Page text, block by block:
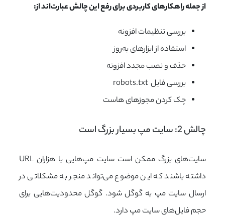
از جمله راهکارهای کاربردی برای رفع این چالش عبارت‌اند از:
بررسی تنظیمات افزونه
استفاده از ابزارهای به‌روز
حذف و نصب مجدد افزونه
بررسی فایل robots.txt
چک کردن مجوزهای هاست
چالش 2: سایت مپ بسیار بزرگ است
سایت‌های بزرگ ممکن است سایت مپ‌هایی با هزاران URL
داشته باشند که این موضوع می‌تواند منجر به مشکلاتی در
ارسال سایت مپ به گوگل شود. گوگل محدودیت‌هایی برای
حجم فایل‌های سایت مپ دارد.